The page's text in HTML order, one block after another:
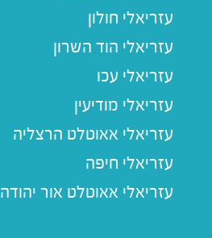
עזריאלי חולון
עזריאלי הוד השרון
עזריאלי עכו
עזריאלי מודיעין
עזריאלי אאוטלט הרצליה
עזריאלי חיפה
עזריאלי אאוטלט אור יהודה